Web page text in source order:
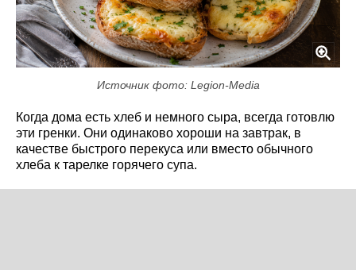
Источник фото: Legion-Media
Когда дома есть хлеб и немного сыра, всегда готовлю
эти гренки. Они одинаково хороши на завтрак, в
качестве быстрого перекуса или вместо обычного
хлеба к тарелке горячего супа.